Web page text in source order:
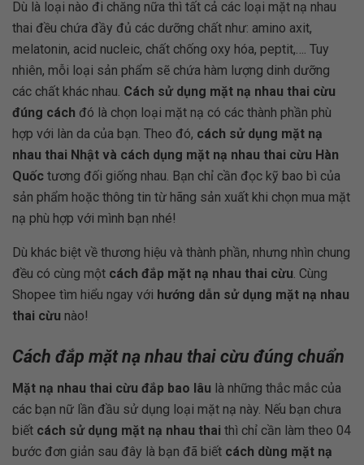
Dù là loại nào đi chăng nữa thì tất cả các loại mặt nạ nhau
thai đều chứa đầy đủ các dưỡng chất như: amino axit,
melatonin, acid nucleic, chất chống oxy hóa, peptit,…. Tuy
nhiên, mỗi loại sản phẩm sẽ chứa hàm lượng dinh dưỡng
các chất khác nhau. Cách sử dụng mặt nạ nhau thai cừu
đúng cách đó là chọn loại mặt nạ có các thành phần phù
hợp với làn da của bạn. Theo đó, cách sử dụng mặt nạ
nhau thai Nhật và cách dụng mặt nạ nhau thai cừu Hàn
Quốc tương đối giống nhau. Bạn chỉ cần đọc kỹ bao bì của
sản phẩm hoặc thông tin từ hãng sản xuất khi chọn mua mặt
nạ phù hợp với mình bạn nhé!
Dù khác biệt về thương hiệu và thành phần, nhưng nhìn chung
đều có cùng một cách đắp mặt nạ nhau thai cừu. Cùng
Shopee tìm hiểu ngay với hướng dẫn sử dụng mặt nạ nhau
thai cừu nào!
Cách đắp mặt nạ nhau thai cừu đúng chuẩn
Mặt nạ nhau thai cừu đắp bao lâu là những thắc mắc của
các bạn nữ lần đầu sử dụng loại mặt nạ này. Nếu bạn chưa
biết cách sử dụng mặt nạ nhau thai thì chỉ cần làm theo 04
bước đơn giản sau đây là bạn đã biết cách dùng mặt nạ